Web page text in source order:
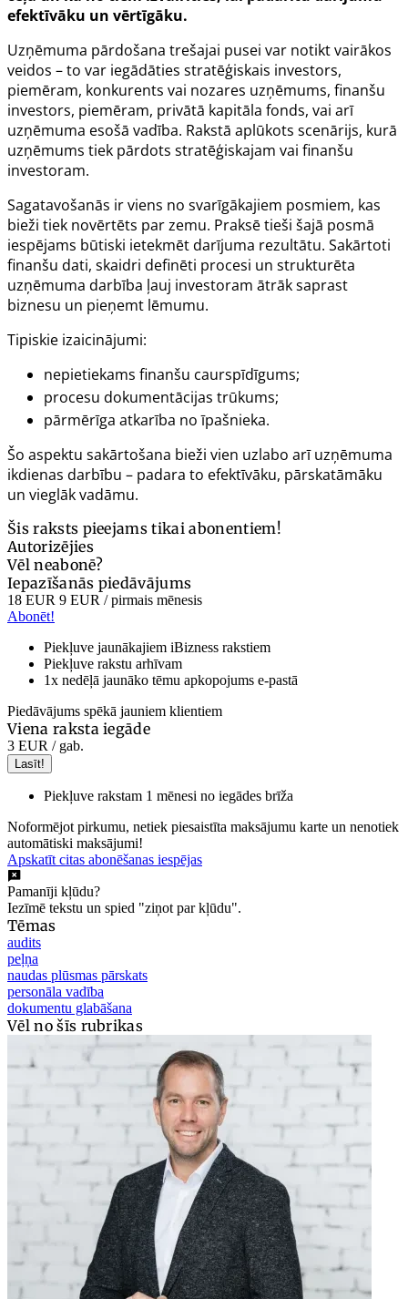
efektīvāku un vērtīgāku.
Uzņēmuma pārdošana trešajai pusei var notikt vairākos
veidos – to var iegādāties stratēģiskais investors,
piemēram, konkurents vai nozares uzņēmums, finanšu
investors, piemēram, privātā kapitāla fonds, vai arī
uzņēmuma esošā vadība. Rakstā aplūkots scenārijs, kurā
uzņēmums tiek pārdots stratēģiskajam vai finanšu
investoram.
Sagatavošanās ir viens no svarīgākajiem posmiem, kas
bieži tiek novērtēts par zemu. Praksē tieši šajā posmā
iespējams būtiski ietekmēt darījuma rezultātu. Sakārtoti
finanšu dati, skaidri definēti procesi un strukturēta
uzņēmuma darbība ļauj investoram ātrāk saprast
biznesu un pieņemt lēmumu.
Tipiskie izaicinājumi:
nepietiekams finanšu caurspīdīgums;
procesu dokumentācijas trūkums;
pārmērīga atkarība no īpašnieka.
Šo aspektu sakārtošana bieži vien uzlabo arī uzņēmuma
ikdienas darbību – padara to efektīvāku, pārskatāmāku
un vieglāk vadāmu.
Šis raksts pieejams tikai abonentiem!
Autorizējies
Vēl neabonē?
Iepazīšanās piedāvājums
18 EUR 9 EUR / pirmais mēnesis
Abonēt!
Piekļuve jaunākajiem iBizness rakstiem
Piekļuve rakstu arhīvam
1x nedēļā jaunāko tēmu apkopojums e-pastā
Piedāvājums spēkā jauniem klientiem
Viena raksta iegāde
3 EUR / gab.
Lasīt!
Piekļuve rakstam 1 mēnesi no iegādes brīža
Noformējot pirkumu, netiek piesaistīta maksājumu karte un nenotiek
automātiski maksājumi!
Apskatīt citas abonēšanas iespējas
Pamanīji kļūdu?
Iezīmē tekstu un spied "ziņot par kļūdu".
Tēmas
audits
peļņa
naudas plūsmas pārskats
personāla vadība
dokumentu glabāšana
Vēl no šīs rubrikas